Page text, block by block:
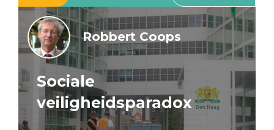
Robbert Coops
Sociale
veiligheidsparadox